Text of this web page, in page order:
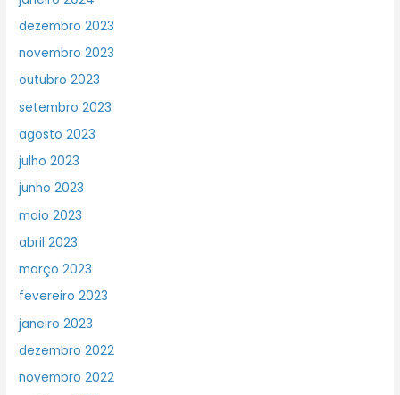
dezembro 2023
novembro 2023
outubro 2023
setembro 2023
agosto 2023
julho 2023
junho 2023
maio 2023
abril 2023
março 2023
fevereiro 2023
janeiro 2023
dezembro 2022
novembro 2022